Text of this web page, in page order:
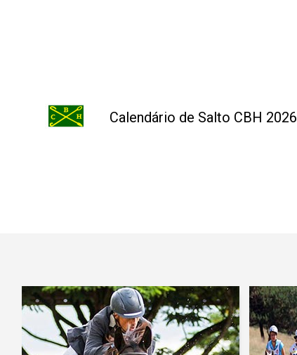
Calendário de Salto CBH 2026